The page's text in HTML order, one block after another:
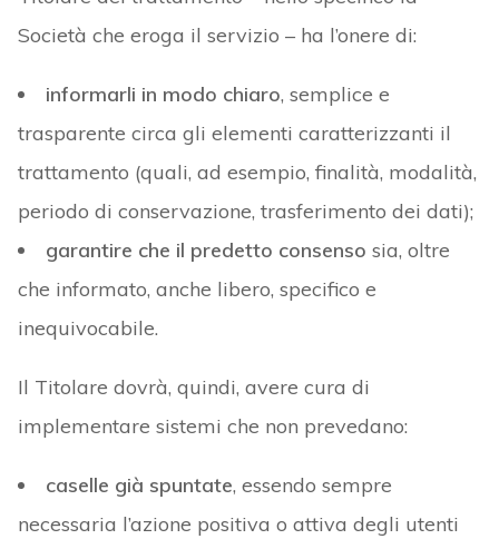
Società che eroga il servizio – ha l’onere di:
informarli in modo chiaro, semplice e
trasparente circa gli elementi caratterizzanti il
trattamento (quali, ad esempio, finalità, modalità,
periodo di conservazione, trasferimento dei dati);
garantire che il predetto consenso sia, oltre
che informato, anche libero, specifico e
inequivocabile.
Il Titolare dovrà, quindi, avere cura di
implementare sistemi che non prevedano:
caselle già spuntate, essendo sempre
necessaria l’azione positiva o attiva degli utenti